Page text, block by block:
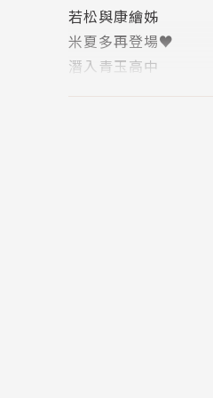
若松與康繪姊
米夏多再登場♥
潛入青玉高中